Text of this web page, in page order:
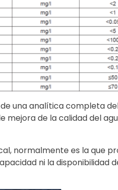
una analítica completa
mejora de la calidad del
normalmente es la que
ni la disponibilidad